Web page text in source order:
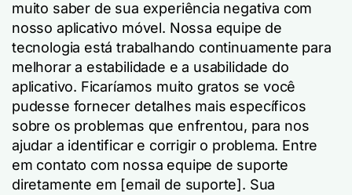
muito saber de sua experiência negativa com
nosso aplicativo móvel. Nossa equipe de
tecnologia está trabalhando continuamente para
melhorar a estabilidade e a usabilidade do
aplicativo. Ficaríamos muito gratos se você
pudesse fornecer detalhes mais específicos
sobre os problemas que enfrentou, para nos
ajudar a identificar e corrigir o problema. Entre
em contato com nossa equipe de suporte
diretamente em [email de suporte]. Sua